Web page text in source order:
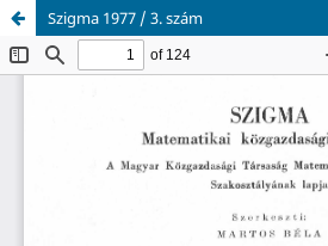
Szigma 1977 / 3. szám